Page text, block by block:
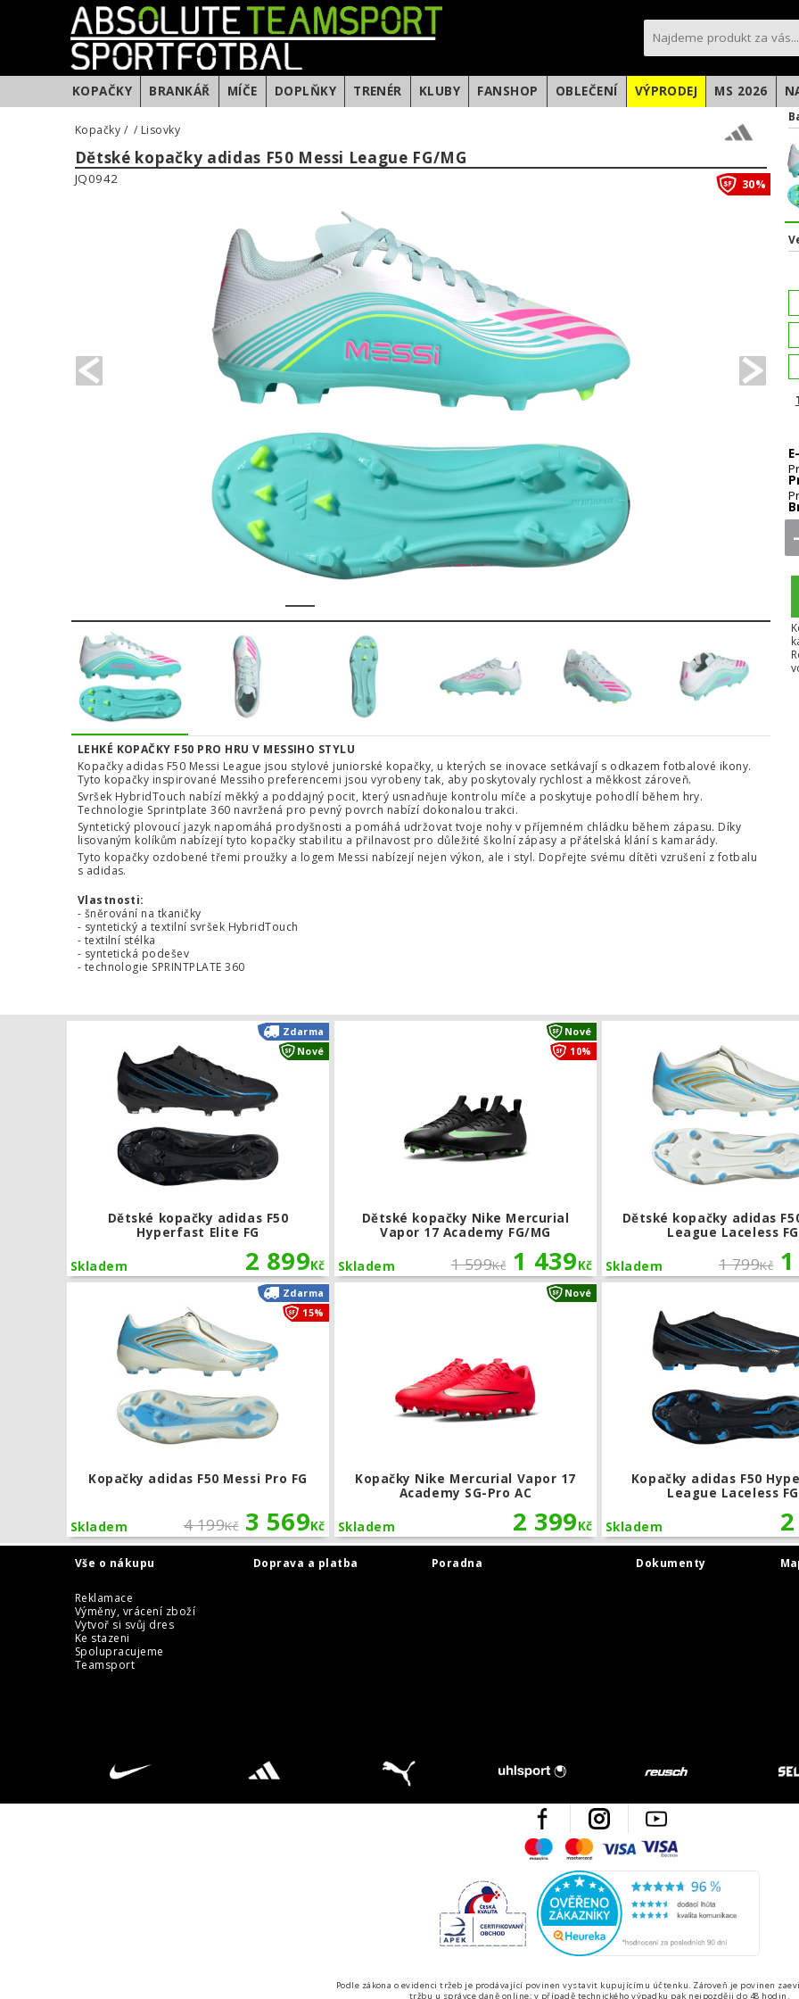
KOPAČKY BRANKÁŘ MÍČE DOPLŇKY TRENÉR KLUBY FANSHOP OBLEČENÍ VÝPRODEJ MS 2026
Kopačky / / Lisovky
Dětské kopačky adidas F50 Messi League FG/MG
PREVIOUS
JQ0942 30%
LEHKÉ KOPAČKY F50 PRO HRU V MESSIHO STYLU
Kopačky adidas F50 Messi League jsou stylové juniorské kopačky, u kterých se inovace setkávají s odkazem fotbalové ikony.
Tyto kopačky inspirované Messiho preferencemi jsou vyrobeny tak, aby poskytovaly rychlost a měkkost zároveň.
Svršek HybridTouch nabízí měkký a poddajný pocit, který usnadňuje kontrolu míče a poskytuje pohodlí během hry.
Technologie Sprintplate 360 navržená pro pevný povrch nabízí dokonalou trakci.
Syntetický plovoucí jazyk napomáhá prodyšnosti a pomáhá udržovat tvoje nohy v příjemném chládku během zápasu. Díky
lisovaným kolíkům nabízejí tyto kopačky stabilitu a přilnavost pro důležité školní zápasy a přátelská klání s kamarády.
Tyto kopačky ozdobené třemi proužky a logem Messi nabízejí nejen výkon, ale i styl. Dopřejte svému dítěti vzrušení z fotbalu
s adidas.
Vlastnosti:
- šněrování na tkaničky
- syntetický a textilní svršek HybridTouch
- textilní stélka
- syntetická podešev
- technologie SPRINTPLATE 360
Dětské kopačky adidas F50
Hyperfast Elite FG
2 899Kč
Skladem
Zdarma
Nové
Dětské kopačky adidas F50 Hyperfast Elite FG
Dětské kopačky Nike Mercurial
Vapor 17 Academy FG/MG
1 599Kč 1 439Kč
Skladem
Nové
10%
Dětské kopačky Nike Mercurial
Dětské kopačky adidas
League Laceless FG
1 799Kč
Skladem
Kopačky adidas F50 Messi Pro FG
4 199Kč 3 569Kč
Skladem
Zdarma
15%
Kopačky Nike Mercurial Vapor 17
Academy SG-Pro AC
2 399Kč
Skladem
Nové Kopačky Nike Mercurial Vapor 17
Kopačky adidas F50
League Laceless FG
Skladem
Vše o nákupu Doprava a platba Poradna
Reklamace
Výměny, vrácení zboží
Vytvoř si svůj dres
Ke stazeni
Spolupracujeme
Teamsport
Dokumenty
Facebook Instagram
MaestroMastercard
Visa
Česká kvalita
Podle zákona o evidenci tržeb je prodávající povinen vystavit kupujícímu účtenku. Zároveň je povinen
tržbu u správce daně online; v případě technického výpadku pak nejpozději do 48 hodin.